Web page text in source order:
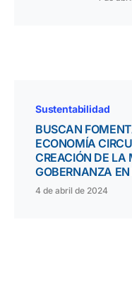
Sustentabilidad
BUSCAN
ECONOMÍA
CREACIÓN DE LA
GOBERNANZA
4 de abril de 2024